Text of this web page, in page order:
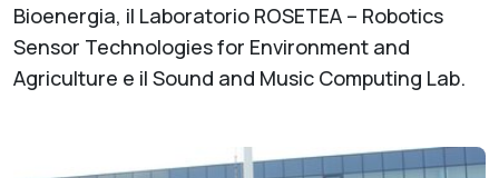
Bioenergia, il Laboratorio ROSETEA – Robotics
Sensor Technologies for Environment and
Agriculture e il Sound and Music Computing Lab.